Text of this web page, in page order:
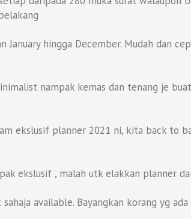
January hingga December. Mudah
nampak kemas dan tenang je
ekslusif planner 2021 ni, kita back to
ekslusif , malah utk elakkan planner
available. Bayangkan korang yg